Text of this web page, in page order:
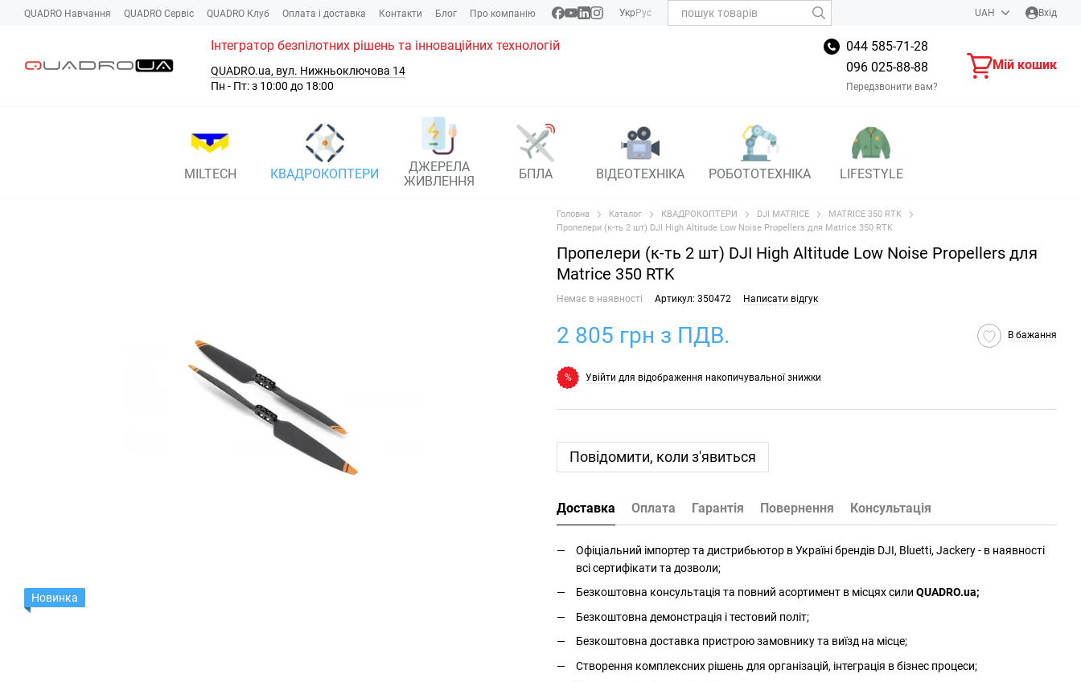
Перейти до основного контенту
QUADRO Навчання QUADRO Сервіc QUADRO Клуб Оплата і доставка Контакти Блог Про компанію Укр Рус UAH Вхід
Інтегратор безпілотних рішень та інноваційних технологій
QUADRO.ua, вул. Нижньоключова 14
Пн - Пт: з 10:00 до 18:00
044 585-71-28
096 025-88-88
Передзвонити вам?
Мій кошик
MILTECH КВАДРОКОПТЕРИ
ДЖЕРЕЛА
ЖИВЛЕННЯ
БПЛА ВІДЕОТЕХНІКА РОБОТОТЕХНІКА LIFESTYLE
Новинка
Головна Каталог КВАДРОКОПТЕРИ DJI MATRICE
MATRICE 350 RTK
Пропелери (к-ть 2 шт) DJI High Altitude Low Noise Propellers для Matrice 350 RTK
Пропелери (к-ть 2 шт) DJI High Altitude Low Noise Propellers для
Matrice 350 RTK
Немає в наявності Артикул: 350472 Написати відгук
2 805 грн з ПДВ. В бажання
% Увійти для відображення накопичувальної знижки
Повідомити, коли з'явиться
Доставка Оплата Гарантія Повернення Консультація
Офіціальний імпортер та дистрибьютор в Україні брендів DJI, Bluetti, Jackery - в наявності
всі сертифікати та дозволи;
Безкоштовна консультація та повний асортимент в місцях сили QUADRO.ua;
Безкоштовна демонстрація і тестовий політ;
Безкоштовна доставка пристрою замовнику та виїзд на місце;
Створення комплексних рішень для організацій, інтеграція в бізнес процеси;